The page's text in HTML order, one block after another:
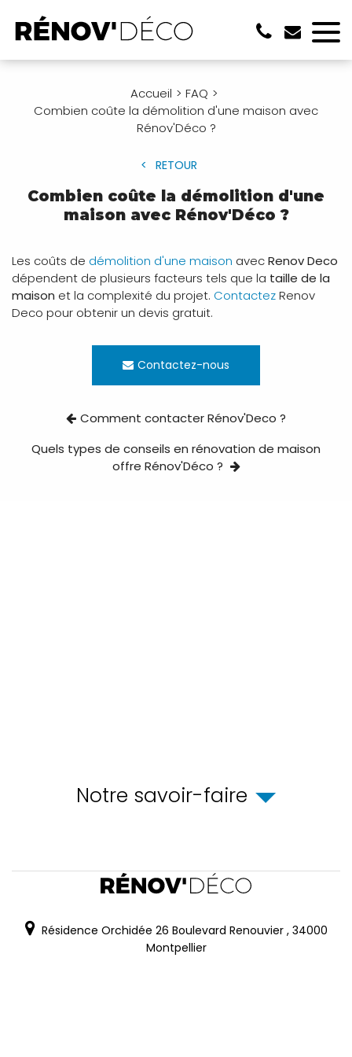
Accueil
FAQ
Combien coûte la démolition d'une maison avec
Rénov'Déco ?
RETOUR
Combien coûte la démolition d'une
maison avec Rénov'Déco ?
Les coûts de démolition d'une maison avecRenov Deco
dépendent de plusieurs facteurs tels que la taille de la
maison et la complexité du projet. ContactezRenov
Deco pour obtenir un devis gratuit.
Contactez-nous
Comment contacter Rénov'Deco ?
Quels types de conseils en rénovation de maison
offre Rénov'Déco ?
Notre savoir-faire
Résidence Orchidée 26 Boulevard Renouvier , 34000
Montpellier